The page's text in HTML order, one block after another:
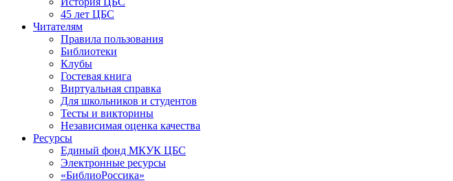
45 лет ЦБС
Читателям
Правила пользования
Библиотеки
Клубы
Гостевая книга
Виртуальная справка
Для школьников и студентов
Тесты и викторины
Независимая оценка качества
Ресурсы
Единый фонд МКУК ЦБС
Электронные ресурсы
«БиблиоРоссика»